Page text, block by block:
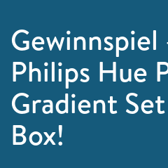
Gewinnspiel
Philips Hue
Gradient
Box!